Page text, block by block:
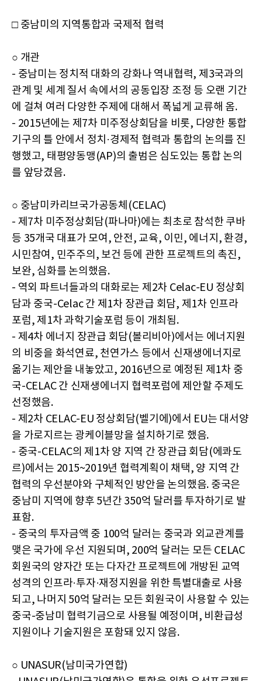
□ 중남미의 지역통합과 국제적 협력
○ 개관
- 중남미는 정치적 대화의 강화나 역내협력, 제3국과의
관계 및 세계 질서 속에서의 공동입장 조정 등 오랜 기간
에 걸쳐 여러 다양한 주제에 대해서 폭넓게 교류해 옴.
- 2015년에는 제7차 미주정상회담을 비롯, 다양한 통합
기구의 틀 안에서 정치·경제적 협력과 통합의 논의를 진
행했고, 태평양동맹(AP)의 출범은 심도있는 통합 논의
를 앞당겼음.
○ 중남미카리브국가공동체(CELAC)
- 제7차 미주정상회담(파나마)에는 최초로 참석한 쿠바
등 35개국 대표가 모여, 안전, 교육, 이민, 에너지, 환경,
시민참여, 민주주의, 보건 등에 관한 프로젝트의 촉진,
보완, 심화를 논의했음.
- 역외 파트너들과의 대화로는 제2차 Celac-EU 정상회
담과 중국-Celac 간 제1차 장관급 회담, 제1차 인프라
포럼, 제1차 과학기술포럼 등이 개최됨.
- 제4차 에너지 장관급 회담(볼리비아)에서는 에너지원
의 비중을 화석연료, 천연가스 등에서 신재생에너지로
옮기는 제안을 내놓았고, 2016년으로 예정된 제1차 중
국-CELAC 간 신재생에너지 협력포럼에 제안할 주제도
선정했음.
- 제2차 CELAC-EU 정상회담(벨기에)에서 EU는 대서양
을 가로지르는 광케이블망을 설치하기로 했음.
- 중국-CELAC의 제1차 양 지역 간 장관급 회담(에콰도
르)에서는 2015~2019년 협력계획이 채택, 양 지역 간
협력의 우선분야와 구체적인 방안을 논의했음. 중국은
중남미 지역에 향후 5년간 350억 달러를 투자하기로 발
표함.
- 중국의 투자금액 중 100억 달러는 중국과 외교관계를
맺은 국가에 우선 지원되며, 200억 달러는 모든 CELAC
회원국의 양자간 또는 다자간 프로젝트에 개방된 교역
성격의 인프라·투자·재정지원을 위한 특별대출로 사용
되고, 나머지 50억 달러는 모든 회원국이 사용할 수 있는
중국-중남미 협력기금으로 사용될 예정이며, 비환급성
지원이나 기술지원은 포함돼 있지 않음.
○ UNASUR(남미국가연합)